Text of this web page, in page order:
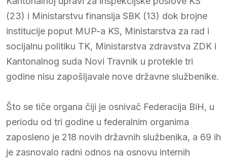
(23) i Ministarstvu finansija SBK (13) dok brojne
institucije poput MUP-a KS, Ministarstva za rad i
socijalnu politiku TK, Ministarstva zdravstva ZDK i
Kantonalnog suda Novi Travnik u protekle tri
godine nisu zapošljavale nove državne službenike.
Što se tiče organa čiji je osnivač Federacija BiH, u
periodu od tri godine u federalnim organima
zaposleno je 218 novih državnih službenika, a 69 ih
je zasnovalo radni odnos na osnovu internih